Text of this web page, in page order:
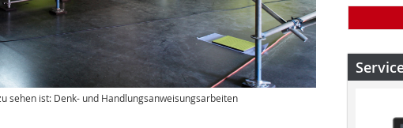
sehen ist: Denk- und Handlungsanweisungsarbeiten